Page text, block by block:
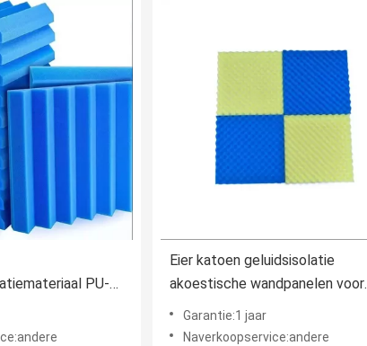
PU-
van 14-
Eier katoen geluidsisolatie
akoestische wandpanelen voor
modern design stijl Auditorium
Garantie:1 jaar
Naverkoopservice:andere